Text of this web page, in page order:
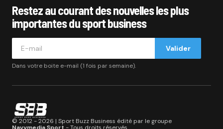
Restez au courant des nouvelles les plus
importantes du sport business
Valider
Dans votre boite e-mail (1 fois par semaine).
© 2012 - 2026 | Sport Buzz Business édité par le groupe